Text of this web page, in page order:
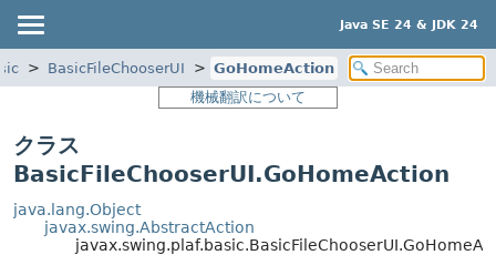
Java SE 24 & JDK 24
BasicFileChooserUI
GoHomeAction
機械翻訳について
クラス
BasicFileChooserUI.GoHomeAction
java.lang.Object
javax.swing.AbstractAction